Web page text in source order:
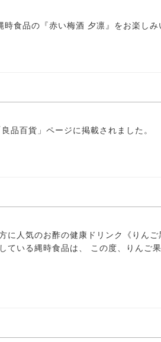
食品の『赤い梅酒 夕凛』をお楽し
品百貨」ページに掲載されました。
に人気のお酢の健康ドリンク《りん
ている縄時食品は、 この度、りんご